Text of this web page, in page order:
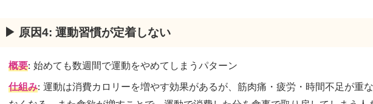
▶ 原因4: 運動習慣が定着しない
概要: 始めても数週間で運動をやめてしまうパターン
仕組み: 運動は消費カロリーを増やす効果があるが、筋肉痛・疲労・時間不足が重